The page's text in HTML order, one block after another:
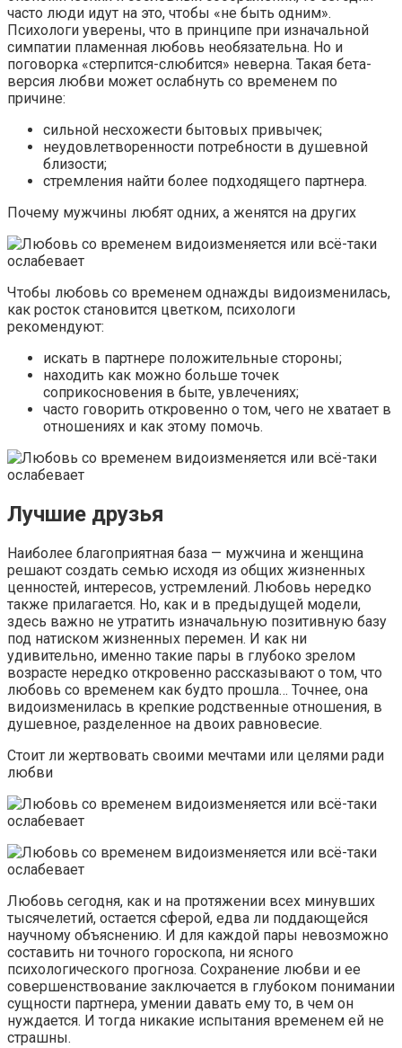
часто люди идут на это, чтобы «не быть одним».
Психологи уверены, что в принципе при изначальной
симпатии пламенная любовь необязательна. Но и
поговорка «стерпится-слюбится» неверна. Такая бета-
версия любви может ослабнуть со временем по
причине:
сильной несхожести бытовых привычек;
неудовлетворенности потребности в душевной
близости;
стремления найти более подходящего партнера.
Почему мужчины любят одних, а женятся на других
Чтобы любовь со временем однажды видоизменилась,
как росток становится цветком, психологи
рекомендуют:
искать в партнере положительные стороны;
находить как можно больше точек
соприкосновения в быте, увлечениях;
часто говорить откровенно о том, чего не хватает в
отношениях и как этому помочь.
Лучшие друзья
Наиболее благоприятная база — мужчина и женщина
решают создать семью исходя из общих жизненных
ценностей, интересов, устремлений. Любовь нередко
также прилагается. Но, как и в предыдущей модели,
здесь важно не утратить изначальную позитивную базу
под натиском жизненных перемен. И как ни
удивительно, именно такие пары в глубоко зрелом
возрасте нередко откровенно рассказывают о том, что
любовь со временем как будто прошла… Точнее, она
видоизменилась в крепкие родственные отношения, в
душевное, разделенное на двоих равновесие.
Стоит ли жертвовать своими мечтами или целями ради
любви
Любовь сегодня, как и на протяжении всех минувших
тысячелетий, остается сферой, едва ли поддающейся
научному объяснению. И для каждой пары невозможно
составить ни точного гороскопа, ни ясного
психологического прогноза. Сохранение любви и ее
совершенствование заключается в глубоком понимании
сущности партнера, умении давать ему то, в чем он
нуждается. И тогда никакие испытания временем ей не
страшны.